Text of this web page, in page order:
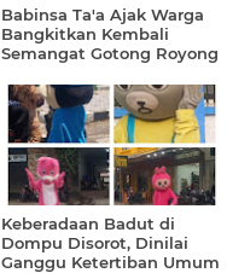
Babinsa Ta'a Ajak Warga
Bangkitkan Kembali
Semangat Gotong Royong
Keberadaan Badut di
Dompu Disorot, Dinilai
Ganggu Ketertiban Umum